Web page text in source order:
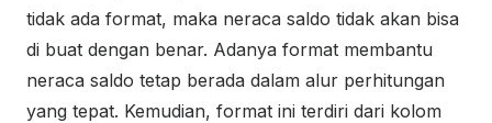
tidak ada format, maka neraca saldo tidak akan bisa
di buat dengan benar. Adanya format membantu
neraca saldo tetap berada dalam alur perhitungan
yang tepat. Kemudian, format ini terdiri dari kolom